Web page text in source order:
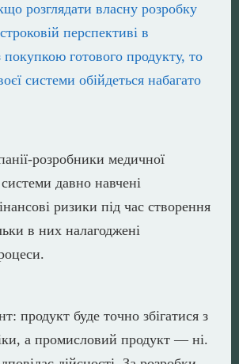
розглядати власну розробку
перспективі в
покупкою готового продукту, то
системи обійдеться набагато
розробники медичної
давно навчені
ризики під час створення
в них налагоджені
продукт буде точно збігатися з
а промисловий продукт — ні.